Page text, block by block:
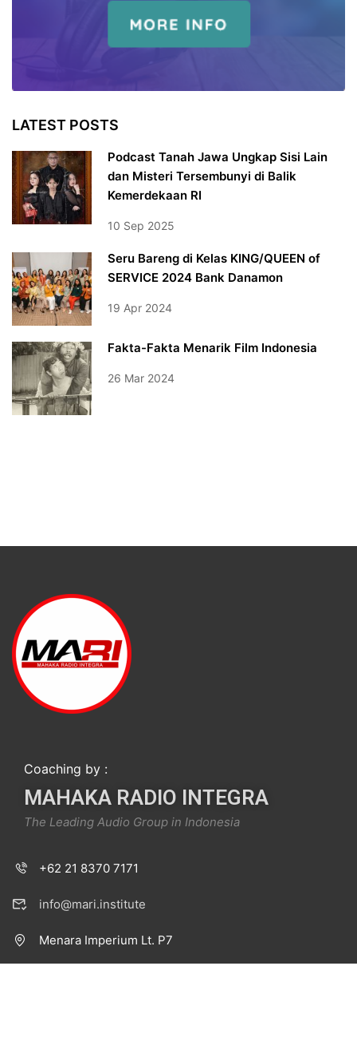
LATEST POSTS
Podcast Tanah Jawa Ungkap Sisi Lain
dan Misteri Tersembunyi di Balik
Kemerdekaan RI
10 Sep 2025
Seru Bareng di Kelas KING/QUEEN of
SERVICE 2024 Bank Danamon
19 Apr 2024
Fakta-Fakta Menarik Film Indonesia
26 Mar 2024
Coaching by :
MAHAKA RADIO INTEGRA
The Leading Audio Group in Indonesia
+62 21 8370 7171
info@mari.institute
Menara Imperium Lt. P7